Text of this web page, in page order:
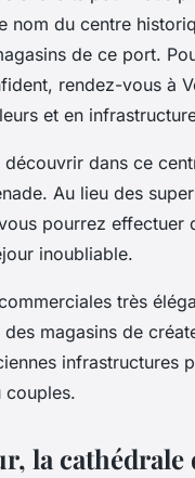
nom du centre
de ce port.
rendez-vous à
et en
dans ce
Au lieu des
pourrez effectuer
inoubliable.
très
magasins de
infrastructures
couples.
la cathédrale